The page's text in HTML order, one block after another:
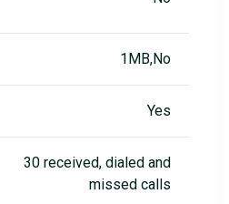
1MB,No
Yes
30 received, dialed and
missed calls